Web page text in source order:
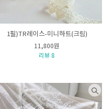
1필)TR레이스-미니하트(크림)
11,800원
리뷰 8